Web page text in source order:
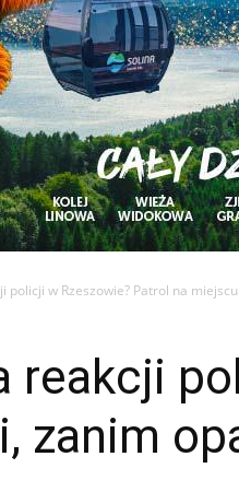
policji w Rzeszowie? Patrol na
reakcji
zanim